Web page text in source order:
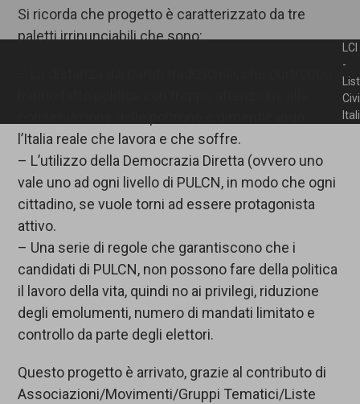
Si ricorda che progetto è caratterizzato da tre
paletti irrinunciabili che sono:
l’Italia reale che lavora e che soffre.
– L’utilizzo della Democrazia Diretta (ovvero uno
vale uno ad ogni livello di PULCN, in modo che ogni
cittadino, se vuole torni ad essere protagonista
attivo.
– Una serie di regole che garantiscono che i
candidati di PULCN, non possono fare della politica
il lavoro della vita, quindi no ai privilegi, riduzione
degli emolumenti, numero di mandati limitato e
controllo da parte degli elettori.
Questo progetto è arrivato, grazie al contributo di
Associazioni/Movimenti/Gruppi Tematici/Liste
LCI
-